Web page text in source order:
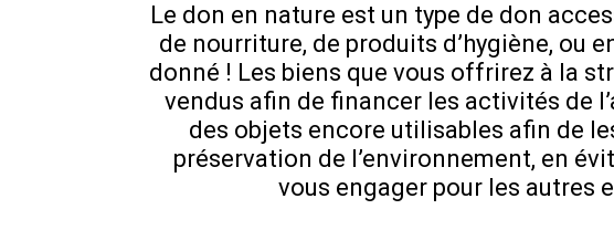
Le don en nature est un type de don
de nourriture, de produits d’hygiène, ou
donné ! Les biens que vous offrirez à la
vendus afin de financer les activités de
des objets encore utilisables afin de
préservation de l’environnement, en
vous engager pour les